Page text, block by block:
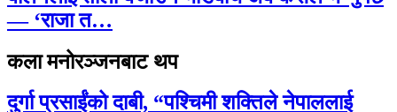
— ‘राजा त…
कला मनोरञ्जनबाट थप
दुर्गा प्रसाईंको दाबी, “पश्चिमी शक्तिले नेपाललाई